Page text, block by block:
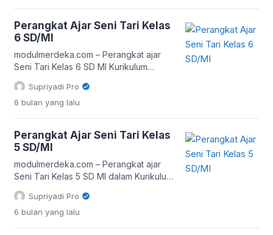
learning tidak hanya menekankan
penguasaan keterampilan gerak, tetapi
juga pemahaman konsep, apresiasi
budaya, proses kreatif, serta refleksi
pengalaman belajar. Dengan perangkat
ajar yang tersusun […]
Perangkat Ajar Seni Tari Kelas
6 SD/MI
modulmerdeka.com – Perangkat ajar
Seni Tari Kelas 6 SD MI Kurikulum
Merdeka berbasis deep learning
dirancang untuk membantu guru
melaksanakan pembelajaran yang
kompetensi. Seni tari tidak hanya
diposisikan sebagai keterampilan
gerak, tetapi juga sebagai media
ekspresi, penguatan karakter, dan
pemahaman budaya. Oleh karena itu,
penyusunan perangkat ajar perlu
memperhatikan […]
Supriyadi Pro
6 bulan yang lalu
Perangkat Ajar Seni Tari Kelas
5 SD/MI
modulmerdeka.com – Perangkat ajar
Seni Tari Kelas 5 SD MI dalam Kurikulum
Merdeka merupakan kumpulan
dokumen dan instrumen pembelajaran
yang disusun untuk membantu guru
Supriyadi Pro
6 bulan yang lalu